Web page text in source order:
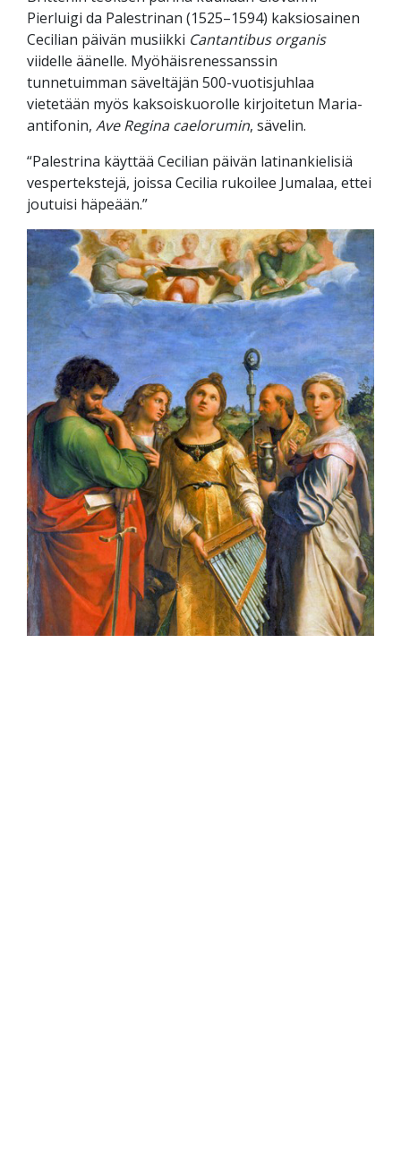
Pierluigi da Palestrinan (1525–1594) kaksiosainen
Cecilian päivän musiikki Cantantibus organis
viidelle äänelle. Myöhäisrenessanssin
tunnetuimman säveltäjän 500-vuotisjuhlaa
vietetään myös kaksoiskuorolle kirjoitetun Maria-
antifonin, Ave Regina caelorumin, sävelin.
“Palestrina käyttää Cecilian päivän latinankielisiä
vespertekstejä, joissa Cecilia rukoilee Jumalaa, ettei
joutuisi häpeään.”